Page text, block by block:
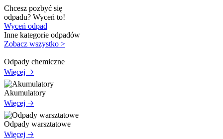
Chcesz pozbyć się
odpadu? Wyceń to!
Wyceń odpad
Inne kategorie odpadów
Zobacz wszystko >
Odpady chemiczne
Więcej 🡢
Akumulatory
Więcej 🡢
Odpady warsztatowe
Więcej 🡢